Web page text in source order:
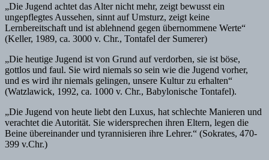
„Die Jugend achtet das Alter nicht mehr, zeigt bewusst ein
ungepflegtes Aussehen, sinnt auf Umsturz, zeigt keine
Lernbereitschaft und ist ablehnend gegen übernommene Werte“
(Keller, 1989, ca. 3000 v. Chr., Tontafel der Sumerer)
„Die heutige Jugend ist von Grund auf verdorben, sie ist böse,
gottlos und faul. Sie wird niemals so sein wie die Jugend vorher,
und es wird ihr niemals gelingen, unsere Kultur zu erhalten“
(Watzlawick, 1992, ca. 1000 v. Chr., Babylonische Tontafel).
„Die Jugend von heute liebt den Luxus, hat schlechte Manieren und
verachtet die Autorität. Sie widersprechen ihren Eltern, legen die
Beine übereinander und tyrannisieren ihre Lehrer.“ (Sokrates, 470-
399 v.Chr.)